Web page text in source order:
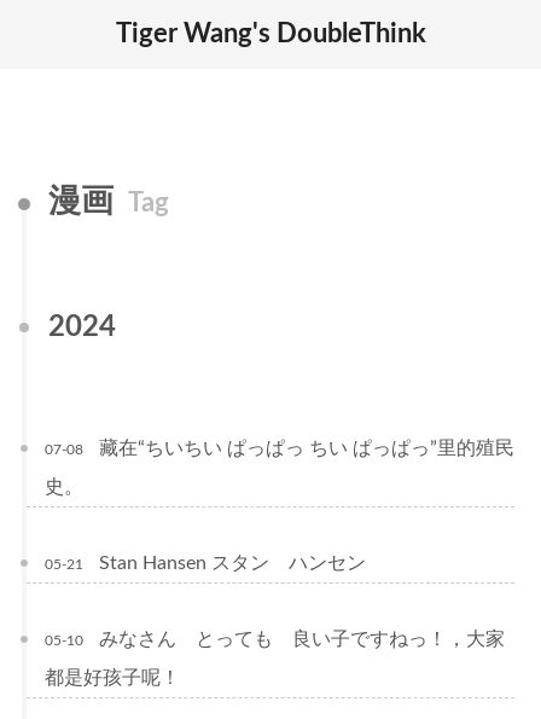
Tiger Wang's DoubleThink
漫画 Tag
2024
07-08
藏在“ちいちい ぱっぱっ ちい ぱっぱっ”里的殖民
史。
05-21 Stan Hansen スタン ハンセン
05-10
みなさん とっても 良い子ですねっ！，大家
都是好孩子呢！